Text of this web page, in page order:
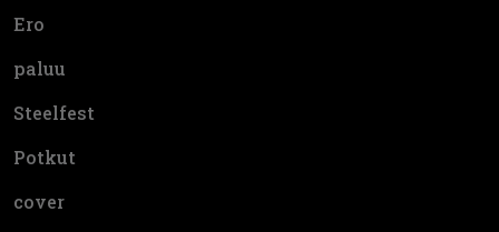
Ero
paluu
Steelfest
Potkut
cover